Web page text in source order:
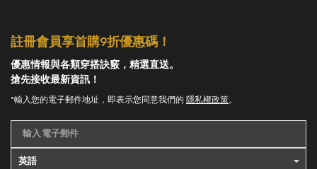
註冊會員享首購9折優惠碼！
優惠情報與各類穿搭訣竅，精選直送。
搶先接收最新資訊！
*輸入您的電子郵件地址，即表示您同意我們的 隱私權政策。
輸入電子郵件